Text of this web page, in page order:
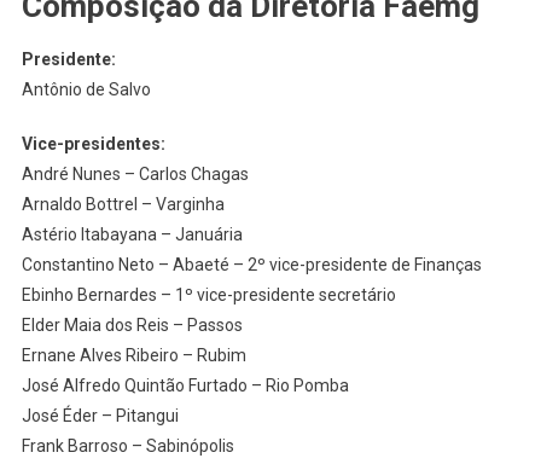
Presidente:
Antônio de Salvo
Vice-presidentes:
André Nunes – Carlos Chagas
Arnaldo Bottrel – Varginha
Astério Itabayana – Januária
Constantino Neto – Abaeté – 2º vice-presidente de Finanças
Ebinho Bernardes – 1º vice-presidente secretário
Elder Maia dos Reis – Passos
Ernane Alves Ribeiro – Rubim
José Alfredo Quintão Furtado – Rio Pomba
José Éder – Pitangui
Frank Barroso – Sabinópolis